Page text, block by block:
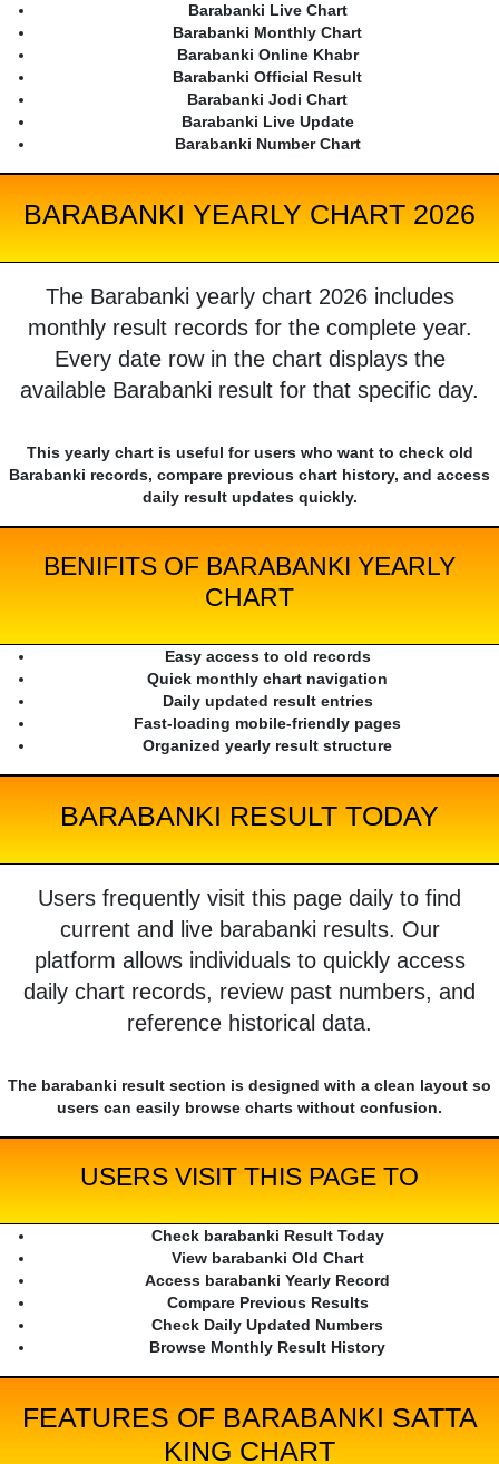
Barabanki Live Chart
Barabanki Monthly Chart
Barabanki Online Khabr
Barabanki Official Result
Barabanki Jodi Chart
Barabanki Live Update
Barabanki Number Chart
BARABANKI YEARLY CHART 2026
The Barabanki yearly chart 2026 includes
monthly result records for the complete year.
Every date row in the chart displays the
available Barabanki result for that specific day.
This yearly chart is useful for users who want to check old
Barabanki records, compare previous chart history, and access
daily result updates quickly.
BENIFITS OF BARABANKI YEARLY
CHART
Easy access to old records
Quick monthly chart navigation
Daily updated result entries
Fast-loading mobile-friendly pages
Organized yearly result structure
BARABANKI RESULT TODAY
Users frequently visit this page daily to find
current and live barabanki results. Our
platform allows individuals to quickly access
daily chart records, review past numbers, and
reference historical data.
The barabanki result section is designed with a clean layout so
users can easily browse charts without confusion.
USERS VISIT THIS PAGE TO
Check barabanki Result Today
View barabanki Old Chart
Access barabanki Yearly Record
Compare Previous Results
Check Daily Updated Numbers
Browse Monthly Result History
FEATURES OF BARABANKI SATTA
KING CHART